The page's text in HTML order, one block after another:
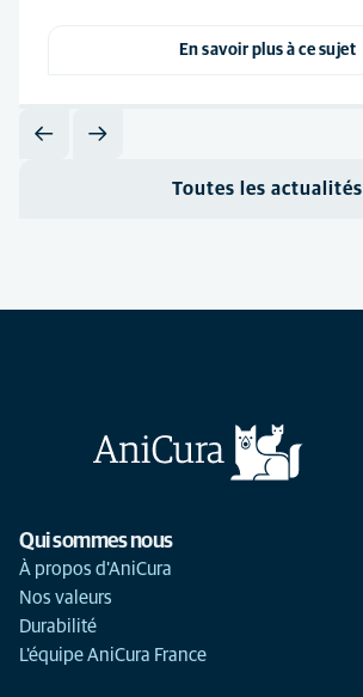
En savoir plus à ce sujet
Toutes les actualités
Qui sommes nous
À propos d'AniCura
Nos valeurs
Durabilité
L'équipe AniCura France